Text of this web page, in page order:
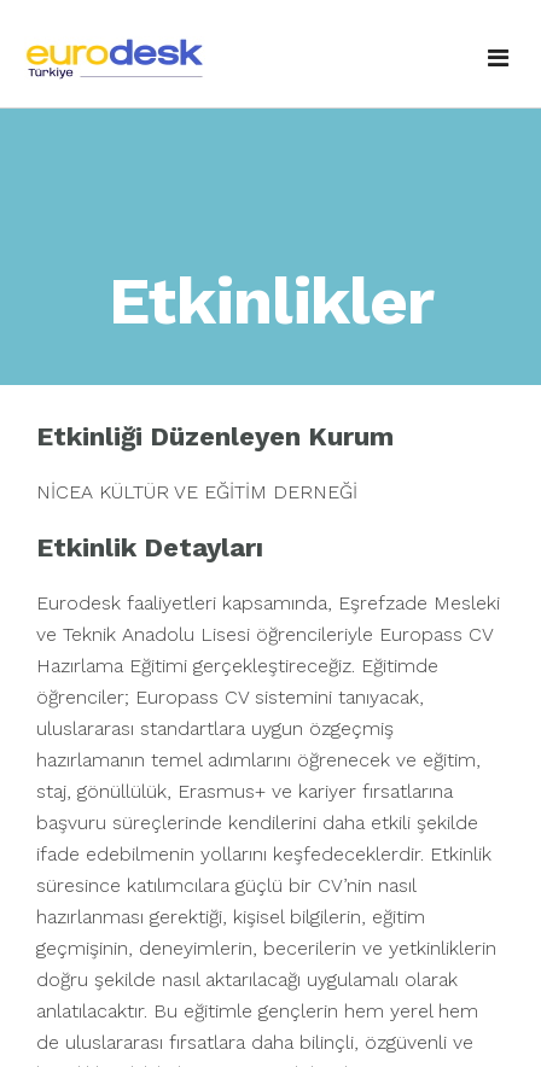
Yayınlarımız
Etkinlikler
Etkinliği Düzenleyen Kurum
NİCEA KÜLTÜR VE EĞİTİM DERNEĞİ
Etkinlik Detayları
Eurodesk faaliyetleri kapsamında, Eşrefzade Mesleki
ve Teknik Anadolu Lisesi öğrencileriyle Europass CV
Hazırlama Eğitimi gerçekleştireceğiz. Eğitimde
öğrenciler; Europass CV sistemini tanıyacak,
uluslararası standartlara uygun özgeçmiş
hazırlamanın temel adımlarını öğrenecek ve eğitim,
staj, gönüllülük, Erasmus+ ve kariyer fırsatlarına
başvuru süreçlerinde kendilerini daha etkili şekilde
ifade edebilmenin yollarını keşfedeceklerdir. Etkinlik
süresince katılımcılara güçlü bir CV’nin nasıl
hazırlanması gerektiği, kişisel bilgilerin, eğitim
geçmişinin, deneyimlerin, becerilerin ve yetkinliklerin
doğru şekilde nasıl aktarılacağı uygulamalı olarak
anlatılacaktır. Bu eğitimle gençlerin hem yerel hem
de uluslararası fırsatlara daha bilinçli, özgüvenli ve